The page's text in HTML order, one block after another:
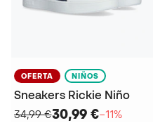
OFERTA NIÑOS
Sneakers Rickie Niño
34,99 €30,99 €−11%